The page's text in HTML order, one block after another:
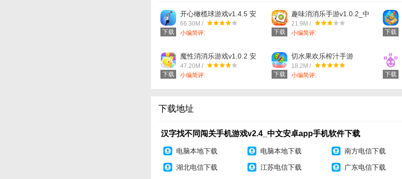
提升体验，修复部分问题。
下载
开心橄榄球游戏v1.4.5 安
卓版_中文安卓app手机软
件下载
66.30M /
小编简评:
下载
趣味消消乐手游v1.0.2_中
文安卓app手机软件下载
21.9M /
小编简评:
下载
下载
魔性消消乐游戏v1.0.2 安
卓版_中文安卓app手机软
件下载
47.20M /
小编简评:
下载
切水果欢乐榨汁手游
v1.0.0_中文安卓app手机
软件下载
18.2M /
小编简评:
下载
下载地址
汉字找不同闯关手机游戏v2.4_中文安卓app手机软件下载
电脑本地下载 电脑本地下载 南方电信下载
湖北电信下载 江苏电信下载 广东电信下载